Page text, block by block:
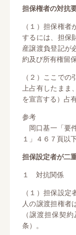
担保権者の対抗
（１）担保権
するには、担保
産譲渡負登記が
約及び所有権留
（２）ここで
上占有したまま
を宣言する）占
参考
岡口基一「要
１」４６７頁以
担保設定者が二
１ 対抗関係
（１）担保設
人の譲渡担権者
（譲渡担保契
条）。